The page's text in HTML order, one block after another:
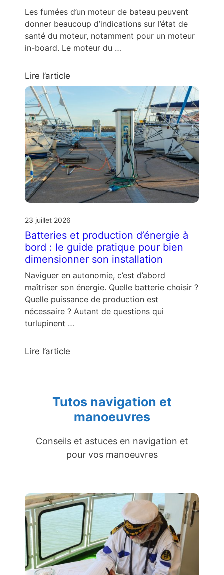
Les fumées d’un moteur de bateau peuvent
donner beaucoup d’indications sur l’état de
santé du moteur, notamment pour un moteur
in-board. Le moteur du …
Lire l’article
23 juillet 2026
Batteries et production d’énergie à
bord : le guide pratique pour bien
dimensionner son installation
Naviguer en autonomie, c’est d’abord
maîtriser son énergie. Quelle batterie choisir ?
Quelle puissance de production est
nécessaire ? Autant de questions qui
turlupinent …
Lire l’article
Tutos navigation et
manoeuvres
Conseils et astuces en navigation et
pour vos manoeuvres